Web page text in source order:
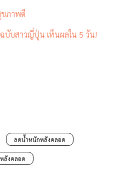
ขภาพดี
บับสาวญี่ปุ่น เห็นผลใน 5 วัน!
ลดน้ำหนักหลังคลอด
ลังคลอด